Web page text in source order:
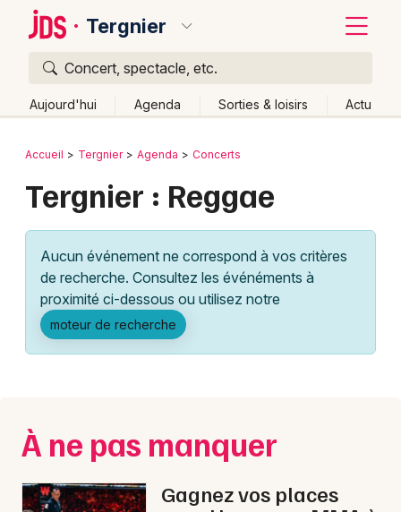
Tergnier
Concert, spectacle, etc.
Aujourd'hui Agenda Sorties & loisirs Actu
Publier un événement
Grands événements
Activité & Expérience
Manifestations
Spectacles
Concerts
Bordeaux
Lille
Lyon
Marseille
Nantes
Nice
Retour
Accueil Tergnier Agenda Concerts
Tergnier : Reggae
Aucun événement ne correspond à vos critères
de recherche. Consultez les événéments à
proximité ci-dessous ou utilisez notre
moteur de recherche
À ne pas manquer
Gagnez vos places
Quoi ?
Où ?
Près de moi
Changer de lieu
Quand ?
Ce week-end